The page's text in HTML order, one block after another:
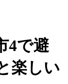
4で避
楽しい